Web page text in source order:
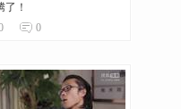
了！
0